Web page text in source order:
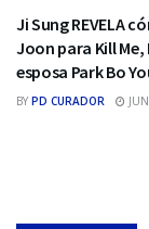
Ji Sung REVELA
Joon para Kill
esposa Park Bo
BY PD CURADOR